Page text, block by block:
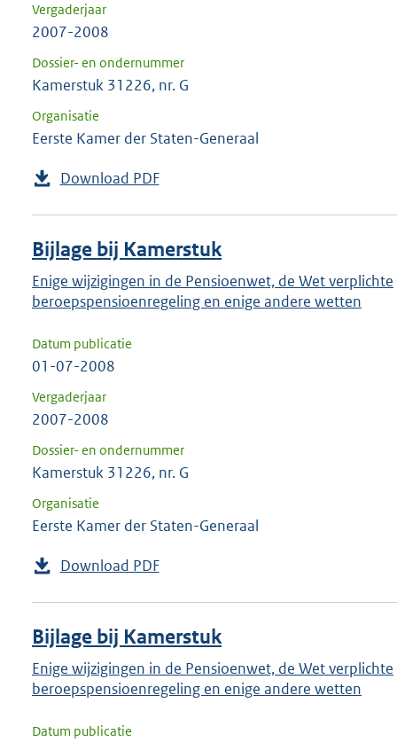
Vergaderjaar
2007-2008
Dossier- en ondernummer
Kamerstuk 31226, nr. G
Organisatie
Eerste Kamer der Staten-Generaal
Download PDF
Bijlage bij Kamerstuk
Enige wijzigingen in de Pensioenwet, de Wet verplichte
beroepspensioenregeling en enige andere wetten
Datum publicatie
01-07-2008
Vergaderjaar
2007-2008
Dossier- en ondernummer
Kamerstuk 31226, nr. G
Organisatie
Eerste Kamer der Staten-Generaal
Download PDF
Bijlage bij Kamerstuk
Enige wijzigingen in de Pensioenwet, de Wet verplichte
beroepspensioenregeling en enige andere wetten
Datum publicatie